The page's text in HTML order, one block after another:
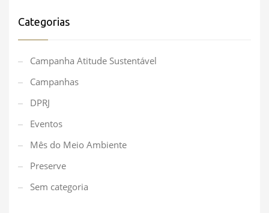
Categorias
Campanha Atitude Sustentável
Campanhas
DPRJ
Eventos
Mês do Meio Ambiente
Preserve
Sem categoria